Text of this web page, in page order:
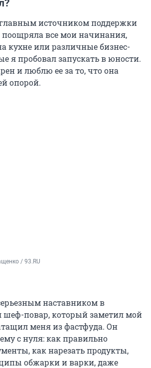
источником поддержки
все мои начинания,
кухне или различные бизнес-
я пробовал запускать в юности.
и люблю ее за то, что она
опорой.
/ 93.RU
наставником в
шеф-повар, который заметил мой
меня из фастфуда. Он
с нуля: как правильно
как нарезать продукты,
обжарки и варки, даже